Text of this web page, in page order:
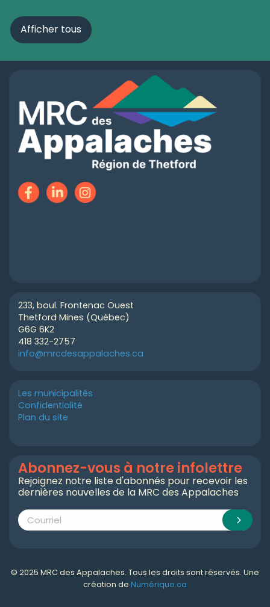
Afficher tous
233, boul. Frontenac Ouest
Thetford Mines (Québec)
G6G 6K2
418 332-2757
info@mrcdesappalaches.ca
Les municipalités
Confidentialité
Plan du site
Abonnez-vous à notre infolettre
Rejoignez notre liste d'abonnés pour recevoir les
dernières nouvelles de la MRC des Appalaches
© 2025 MRC des Appalaches. Tous les droits sont réservés. Une
création de Numérique.ca